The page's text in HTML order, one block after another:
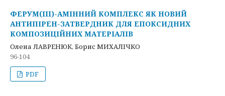
ФЕРУМ(III)-АМІННИЙ КОМПЛЕКС ЯК НОВИЙ
АНТИПІРЕН-ЗАТВЕРДНИК ДЛЯ ЕПОКСИДНИХ
КОМПОЗИЦІЙНИХ МАТЕРІАЛІВ
Олена ЛАВРЕНЮК, Борис МИХАЛІЧКО
96-104
PDF